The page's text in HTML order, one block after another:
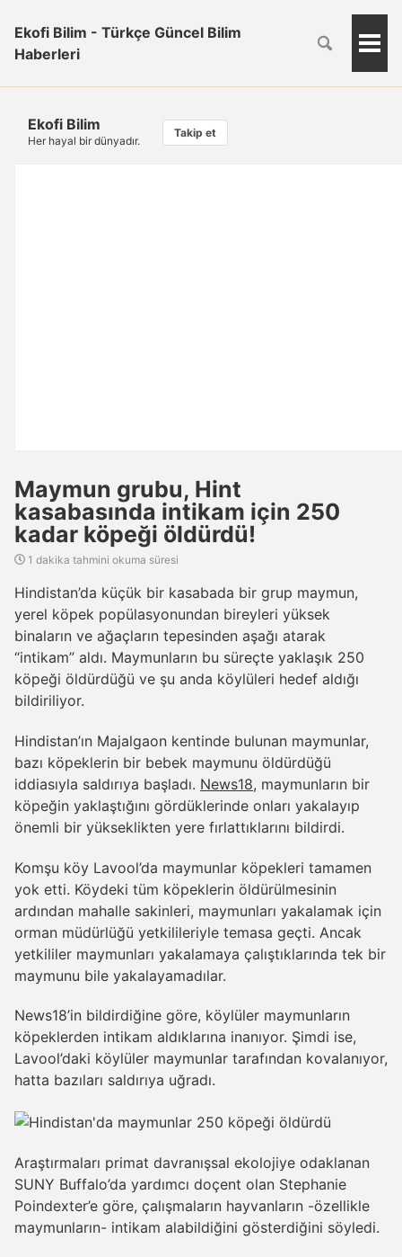
Ekofi Bilim - Türkçe Güncel Bilim
Haberleri
Ekofi Bilim
Her hayal bir dünyadır.
Takip et
Maymun grubu, Hint
kasabasında intikam için 250
kadar köpeği öldürdü!
1 dakika tahmini okuma süresi
Hindistan’da küçük bir kasabada bir grup maymun,
yerel köpek popülasyonundan bireyleri yüksek
binaların ve ağaçların tepesinden aşağı atarak
“intikam” aldı. Maymunların bu süreçte yaklaşık 250
köpeği öldürdüğü ve şu anda köylüleri hedef aldığı
bildiriliyor.
Hindistan’ın Majalgaon kentinde bulunan maymunlar,
bazı köpeklerin bir bebek maymunu öldürdüğü
iddiasıyla saldırıya başladı. News18, maymunların bir
köpeğin yaklaştığını gördüklerinde onları yakalayıp
önemli bir yükseklikten yere fırlattıklarını bildirdi.
Komşu köy Lavool’da maymunlar köpekleri tamamen
yok etti. Köydeki tüm köpeklerin öldürülmesinin
ardından mahalle sakinleri, maymunları yakalamak için
orman müdürlüğü yetkilileriyle temasa geçti. Ancak
yetkililer maymunları yakalamaya çalıştıklarında tek bir
maymunu bile yakalayamadılar.
News18’in bildirdiğine göre, köylüler maymunların
köpeklerden intikam aldıklarına inanıyor. Şimdi ise,
Lavool’daki köylüler maymunlar tarafından kovalanıyor,
hatta bazıları saldırıya uğradı.
Araştırmaları primat davranışsal ekolojiye odaklanan
SUNY Buffalo’da yardımcı doçent olan Stephanie
Poindexter’e göre, çalışmaların hayvanların -özellikle
maymunların- intikam alabildiğini gösterdiğini söyledi.